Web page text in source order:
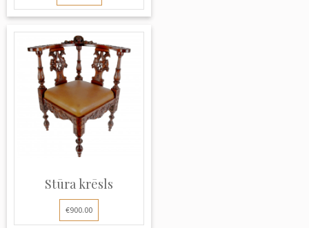
Stūra krēsls
€900.00